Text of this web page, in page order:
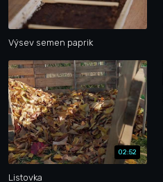
Výsev semen paprik
02:52
Listovka